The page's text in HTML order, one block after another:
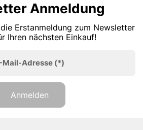
Anmeldung
Erstanmeldung zum Newsletter
Ihren nächsten Einkauf!
Mail-Adresse (*)
Anmelden